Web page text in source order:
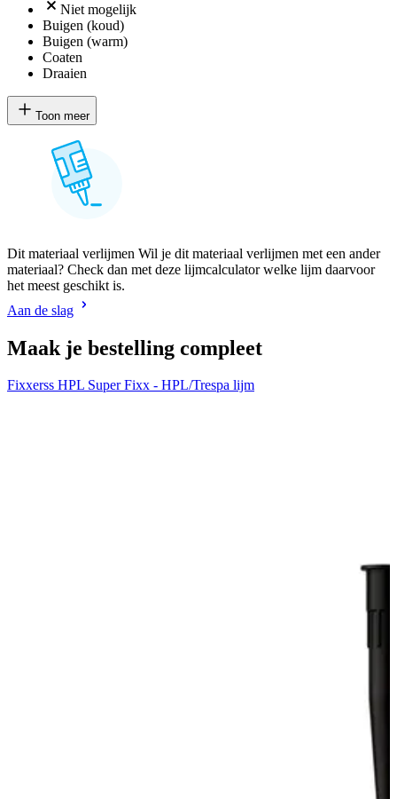
Niet mogelijk
Buigen (koud)
Buigen (warm)
Coaten
Draaien
Toon meer
Dit materiaal verlijmen Wil je dit materiaal verlijmen met een ander
materiaal? Check dan met deze lijmcalculator welke lijm daarvoor
het meest geschikt is.
Aan de slag
Maak je bestelling compleet
Fixxerss HPL Super Fixx - HPL/Trespa lijm